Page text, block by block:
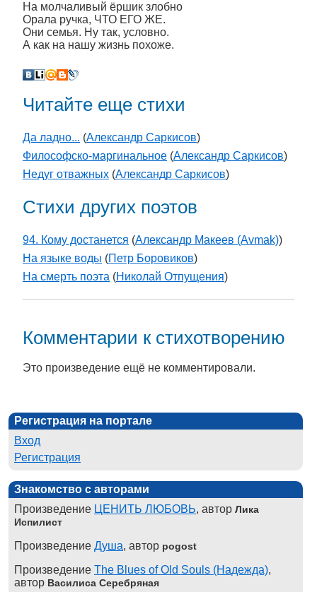
На молчаливый ёршик злобно
Орала ручка, ЧТО ЕГО ЖЕ.
Они семья. Ну так, условно.
А как на нашу жизнь похоже.
Читайте еще стихи
Да ладно... (Александр Саркисов)
Философско-маргинальное (Александр Саркисов)
Недуг отважных (Александр Саркисов)
Стихи других поэтов
94. Кому достанется (Александр Макеев (Avmak))
На языке воды (Петр Боровиков)
На смерть поэта (Николай Отпущения)
Комментарии к стихотворению
Это произведение ещё не комментировали.
Регистрация на портале
Вход
Регистрация
Знакомство с авторами
Произведение ЦЕНИТЬ ЛЮБОВЬ, автор Лика
Испилист
Произведение Душа, автор pogost
Произведение The Blues of Old Souls (Надежда),
автор Василиса Серебряная